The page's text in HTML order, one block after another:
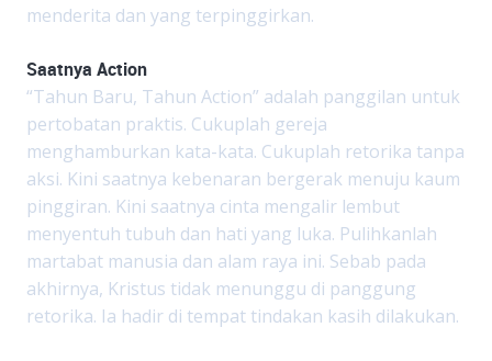
menderita dan yang terpinggirkan.
Saatnya Action
“Tahun Baru, Tahun Action” adalah panggilan untuk
pertobatan praktis. Cukuplah gereja
menghamburkan kata-kata. Cukuplah retorika tanpa
aksi. Kini saatnya kebenaran bergerak menuju kaum
pinggiran. Kini saatnya cinta mengalir lembut
menyentuh tubuh dan hati yang luka. Pulihkanlah
martabat manusia dan alam raya ini. Sebab pada
akhirnya, Kristus tidak menunggu di panggung
retorika. Ia hadir di tempat tindakan kasih dilakukan.